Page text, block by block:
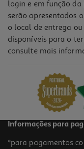
Sublinhador Auchan
login e em função
serão apresentados
o local de entrega
disponíveis para o
consulte mais
Informações para
*para pagamentos